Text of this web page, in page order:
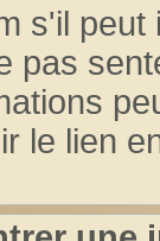
s'il
pas
le lien